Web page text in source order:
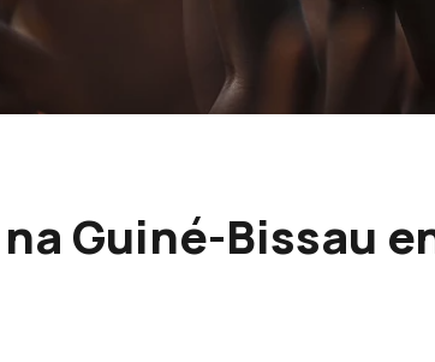
Guiné-Bissau